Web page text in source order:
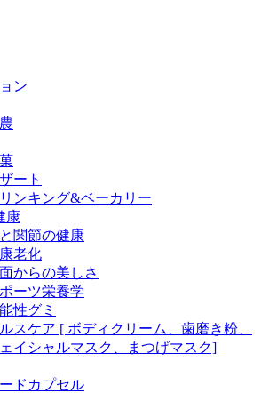
ン
ート
リンキング&ベーカリー
康
関節の健康
老化
からの美しさ
ーツ栄養学
性グミ
スケア [ ボディクリーム、歯磨き粉、
イシャルマスク、まつげマスク]
ドカプセル